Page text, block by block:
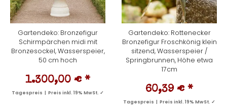
Gartendeko: Bronzefigur
Schirmpärchen midi mit
Bronzesockel, Wasserspeier,
50 cm hoch
1.300,00 € *
Tagespreis | Preis inkl. 19% MwSt. ✓
Gartendeko: Rottenecker
Bronzefigur Froschkönig klein
sitzend, Wasserspeier /
Springbrunnen, Höhe etwa
17cm
60,39 € *
Tagespreis | Preis inkl. 19% MwSt. ✓